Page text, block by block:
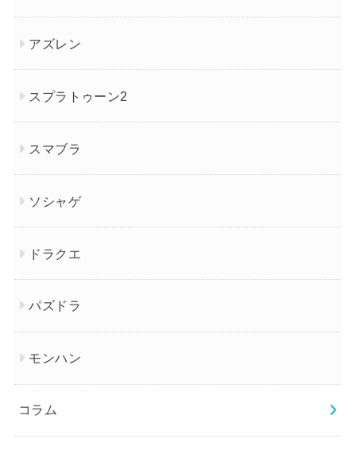
アズレン
スプラトゥーン2
スマブラ
ソシャゲ
ドラクエ
パズドラ
モンハン
コラム